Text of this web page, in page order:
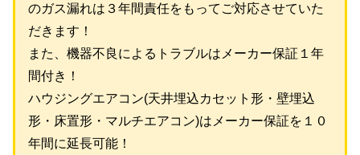
のガス漏れは３年間責任をもってご対応させていた
だきます！
また、機器不良によるトラブルはメーカー保証１年
間付き！
ハウジングエアコン(天井埋込カセット形・壁埋込
形・床置形・マルチエアコン)はメーカー保証を１０
年間に延長可能！